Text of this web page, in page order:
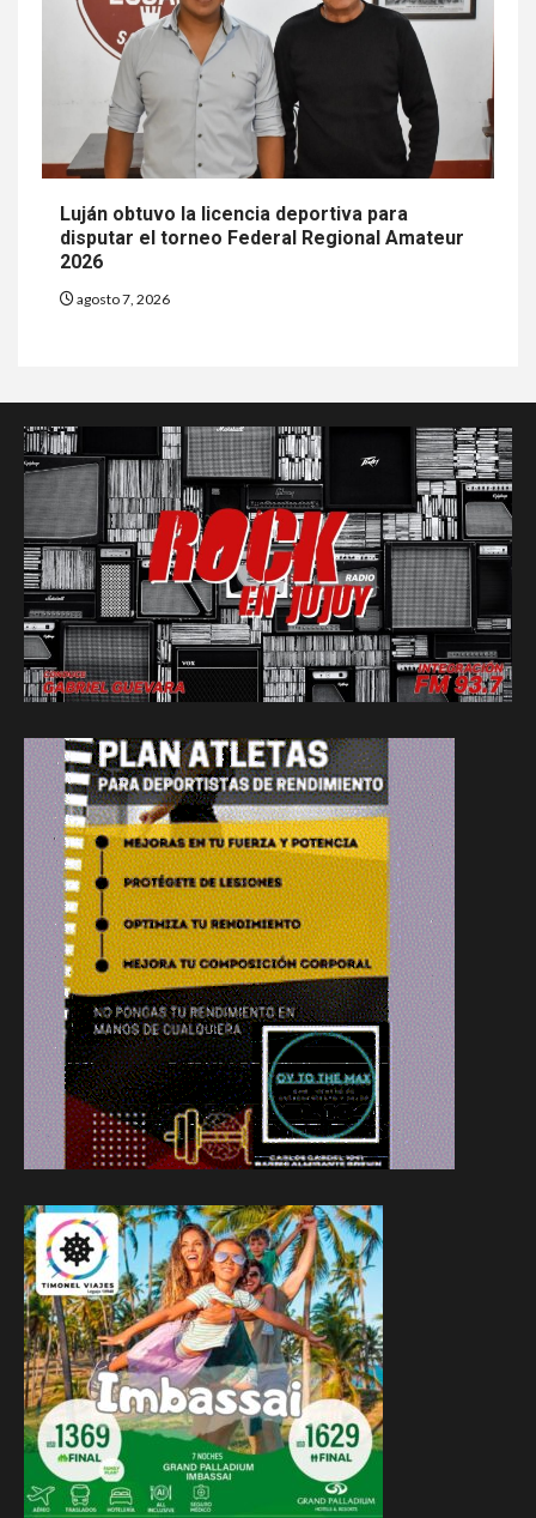
Luján obtuvo la licencia deportiva para
disputar el torneo Federal Regional Amateur
2026
agosto 7, 2026